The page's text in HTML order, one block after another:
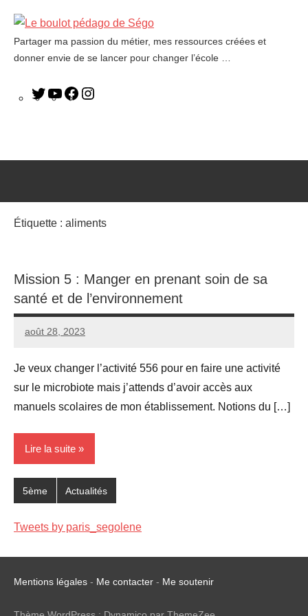
Le
boulot
Partager ma passion du métier, mes ressources créées et
donner envie de se lancer pour changer l’école …
Étiquette : aliments
Mission 5 : Manger en prenant soin de sa
santé et de l’environnement
août 28, 2023
Seg0_La_Vraie
2
Je veux changer l’activité 556 pour en faire une activité
sur le microbiote mais j’attends d’avoir accès aux
manuels scolaires de mon établissement. Notions du […]
Lire la suite
5ème Actualités
Tweets by paris_segolene
Mentions légales - Me contacter - Me soutenir